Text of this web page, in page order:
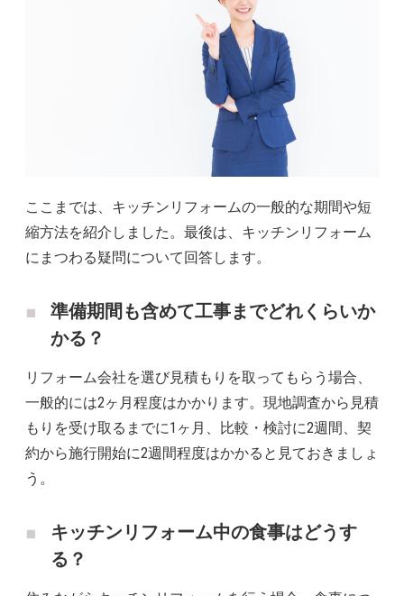
ここまでは、キッチンリフォームの一般的な期間や短
縮方法を紹介しました。最後は、キッチンリフォーム
にまつわる疑問について回答します。
準備期間も含めて工事までどれくらいか
かる？
リフォーム会社を選び見積もりを取ってもらう場合、
一般的には2ヶ月程度はかかります。現地調査から見積
もりを受け取るまでに1ヶ月、比較・検討に2週間、契
約から施行開始に2週間程度はかかると見ておきましょ
う。
キッチンリフォーム中の食事はどうす
る？